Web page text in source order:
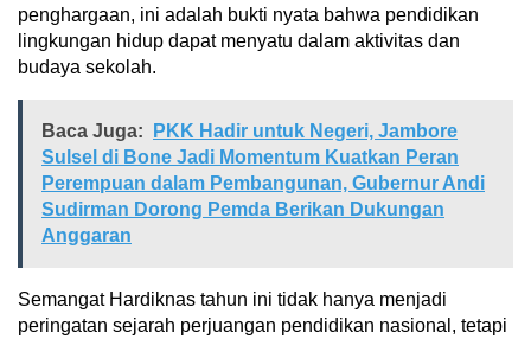
penghargaan, ini adalah bukti nyata bahwa pendidikan
lingkungan hidup dapat menyatu dalam aktivitas dan
budaya sekolah.
Baca Juga:
PKK Hadir untuk Negeri, Jambore
Sulsel di Bone Jadi Momentum Kuatkan Peran
Perempuan dalam Pembangunan, Gubernur Andi
Sudirman Dorong Pemda Berikan Dukungan
Anggaran
Semangat Hardiknas tahun ini tidak hanya menjadi
peringatan sejarah perjuangan pendidikan nasional, tetapi